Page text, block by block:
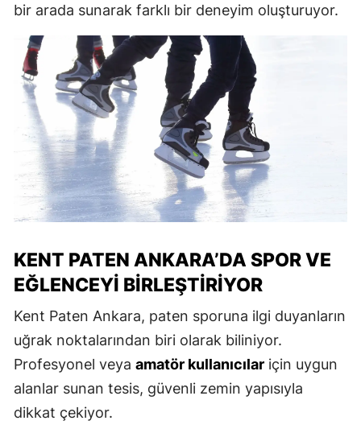
bir arada sunarak farklı bir deneyim oluşturuyor.
KENT PATEN ANKARA’DA SPOR VE
EĞLENCEYI BIRLEŞTIRIYOR
Kent Paten Ankara, paten sporuna ilgi duyanların
uğrak noktalarından biri olarak biliniyor.
Profesyonel veya amatör kullanıcılar için uygun
alanlar sunan tesis, güvenli zemin yapısıyla
dikkat çekiyor.